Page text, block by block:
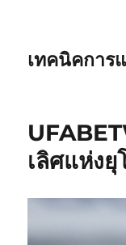
เทคนิคการ
เลิศแห่งยุ